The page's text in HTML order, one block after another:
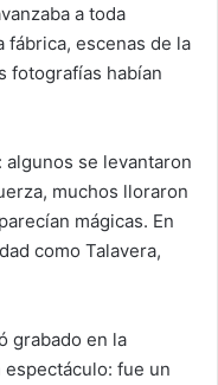
a toda
fábrica, escenas de la
fotografías habían
se levantaron
muchos lloraron
mágicas. En
como Talavera,
grabado en la
espectáculo: fue un